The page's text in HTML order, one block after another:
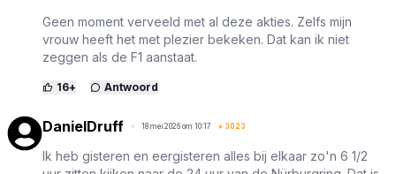
Geen moment verveeld met al deze akties. Zelfs mijn
vrouw heeft het met plezier bekeken. Dat kan ik niet
zeggen als de F1 aanstaat.
16+ Antwoord
DanielDruff 18 mei 2026 om 10:17 + 3023
Ik heb gisteren en eergisteren alles bij elkaar zo'n 6 1/2